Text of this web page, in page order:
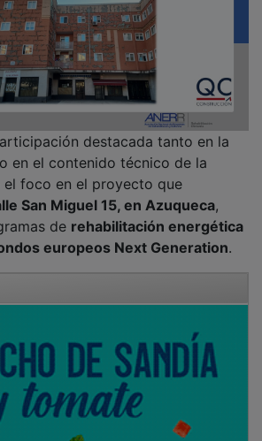
destacada tanto en la
en el contenido técnico de la
el foco en el proyecto que
San Miguel 15, en Azuqueca
derehabilitación energética
europeos Next Generation.